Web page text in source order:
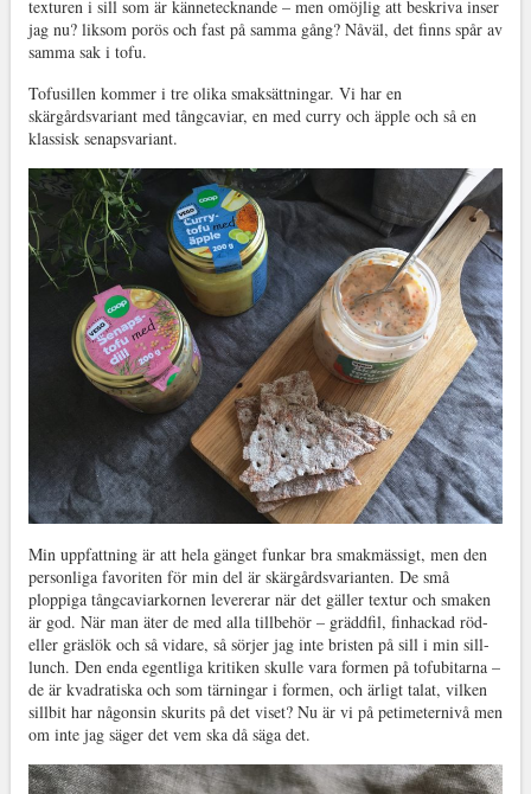
texturen i sill som är kännetecknande – men omöjlig att beskriva inser
jag nu? liksom porös och fast på samma gång? Nåväl, det finns spår av
samma sak i tofu.
Tofusillen kommer i tre olika smaksättningar. Vi har en
skärgårdsvariant med tångcaviar, en med curry och äpple och så en
klassisk senapsvariant.
Min uppfattning är att hela gänget funkar bra smakmässigt, men den
personliga favoriten för min del är skärgårdsvarianten. De små
ploppiga tångcaviarkornen levererar när det gäller textur och smaken
är god. När man äter de med alla tillbehör – gräddfil, finhackad röd-
eller gräslök och så vidare, så sörjer jag inte bristen på sill i min sill-
lunch. Den enda egentliga kritiken skulle vara formen på tofubitarna –
de är kvadratiska och som tärningar i formen, och ärligt talat, vilken
sillbit har någonsin skurits på det viset? Nu är vi på petimeternivå men
om inte jag säger det vem ska då säga det.